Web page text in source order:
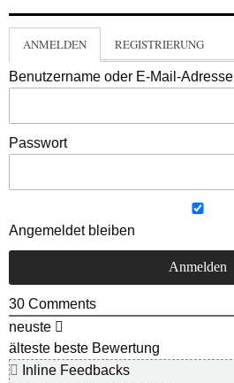
ANMELDEN REGISTRIERUNG
Benutzername oder E-Mail-Adresse
Passwort
Angemeldet bleiben
30 Comments
neuste
älteste beste Bewertung
Inline Feedbacks